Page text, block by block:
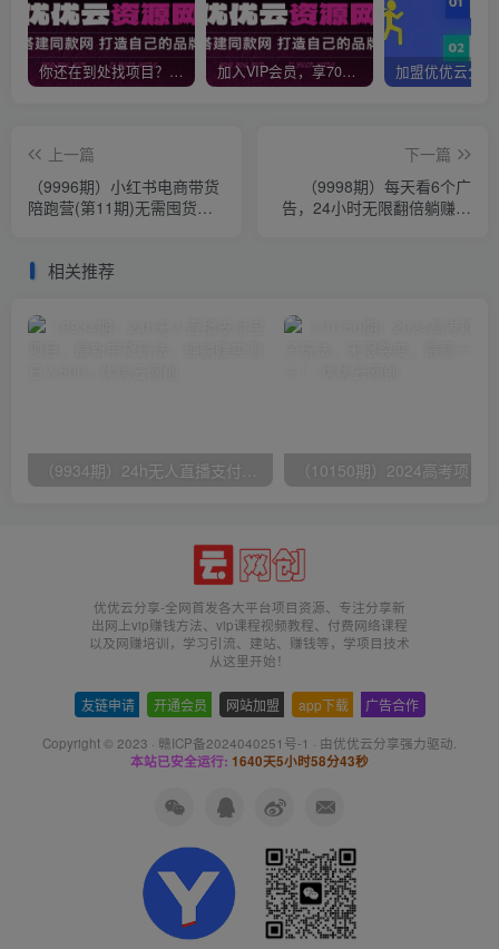
你还在到处找项目？还在当韭菜？我靠网创资源站一个月收入5万+，曾经我也是个失败者。 加入VIP会员，享70%的推广提成，免费学习多种网上创业课程，菜鸟秒变大神！
上一篇
（9996期）小红书电商带货
陪跑营(第11期)无需囤货、
下一篇
（9998期）每天看6个广
告，24小时无限翻倍躺赚，
相关推荐
（9934期）24h无人直播支付宝项目，最新带货玩法，纯躺赚实测日入500+
优优云分享-全网首发各大平台项目资源、专注分享新
出网上vip赚钱方法、vip课程视频教程、付费网络课程
以及网赚培训，学习引流、建站、赚钱等，学项目技术
从这里开始！
友链申请 开通会员 网站加盟 app下载 广告合作
Copyright © 2023 · 赣ICP备2024040251号-1 · 由优优云分享强力驱动.
本站已安全运行: 1640天5小时58分43秒